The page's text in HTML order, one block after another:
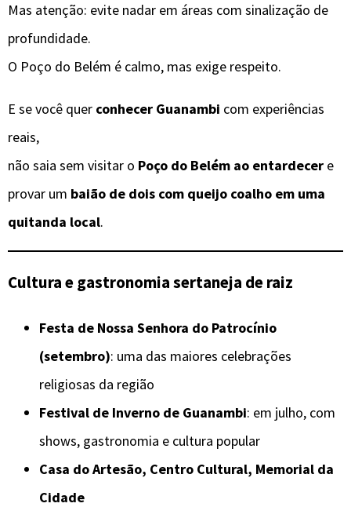
Mas atenção: evite nadar em áreas com sinalização de
profundidade.
O Poço do Belém é calmo, mas exige respeito.
E se você quer conhecer Guanambi com experiências
reais,
não saia sem visitar o Poço do Belém ao entardecer e
provar um baião de dois com queijo coalho em uma
quitanda local.
Cultura e gastronomia sertaneja de raiz
Festa de Nossa Senhora do Patrocínio
(setembro): uma das maiores celebrações
religiosas da região
Festival de Inverno de Guanambi: em julho, com
shows, gastronomia e cultura popular
Casa do Artesão, Centro Cultural, Memorial da
Cidade